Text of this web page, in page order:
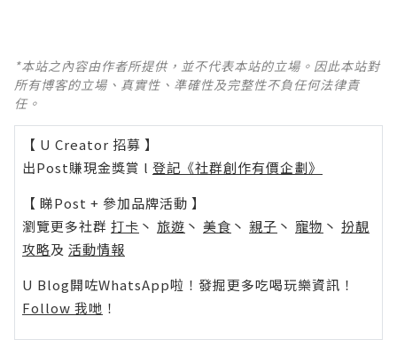
*本站之內容由作者所提供，並不代表本站的立場。因此本站對
所有博客的立場、真實性、準確性及完整性不負任何法律責
任。
【 U Creator 招募 】
出Post賺現金獎賞 l 登記《社群創作有價企劃》
【 睇Post + 參加品牌活動 】
瀏覽更多社群 打卡 丶 旅遊 丶 美食 丶 親子 丶 寵物 丶 扮靚
攻略及 活動情報
U Blog開咗WhatsApp啦！發掘更多吃喝玩樂資訊！
Follow 我哋 ！